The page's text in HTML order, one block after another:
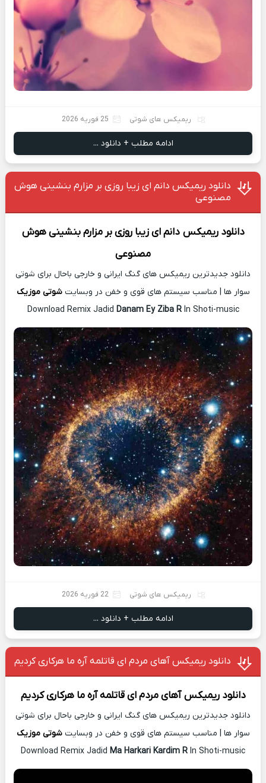
ریمیکس های شوتی 25 فوریه 2026
ادامه مطلب + دانلود ...
دانلود ریمیکس دانم ای زیبا روزی بر مزارم بنشینی هوش
مصنوعی
دانلود ریمیکس دانم ای زیبا روزی بر مزارم بنشینی هوش
مصنوعی
دانلود جدیدترین ریمیکس های گنگ ایرانی و خارجی باحال برای شوتی
سوار ها | مناسب سیستم های قوی و خفن در وبسایتشوتی موزیک
Download Remix Jadid Danam Ey Ziba RIn Shoti-music
ریمیکس های شوتی 22 فوریه 2026
ادامه مطلب + دانلود ...
دانلود ریمیکس آهای مردم ای قاتلمه آره ما هرکاری کردیم
دانلود ریمیکس آهای مردم ای قاتلمه آره ما هرکاری کردیم
دانلود جدیدترین ریمیکس های گنگ ایرانی و خارجی باحال برای شوتی
سوار ها | مناسب سیستم های قوی و خفن در وبسایتشوتی موزیک
Download Remix Jadid Ma Harkari Kardim R In Shoti-music